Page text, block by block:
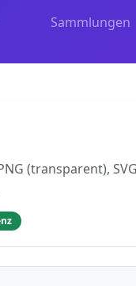
Sammlungen
(transparent),